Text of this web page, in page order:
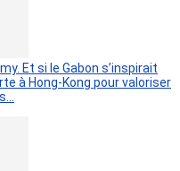
Et si le Gabon s’inspirait
à Hong-Kong pour valoriser